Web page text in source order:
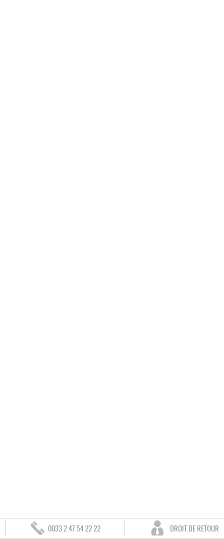
0033 2 47 54 22 22 DROIT DE RETOUR